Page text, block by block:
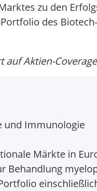
zu den
des
auf Aktien-
und Immunologie
Märkte in
Behandlung